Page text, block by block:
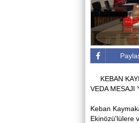
KEBAN
VEDA MESAJI
Keban
Ekinözü'lülere